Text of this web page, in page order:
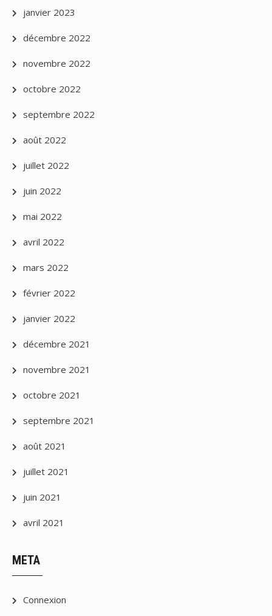
janvier 2023
décembre 2022
novembre 2022
octobre 2022
septembre 2022
août 2022
juillet 2022
juin 2022
mai 2022
avril 2022
mars 2022
février 2022
janvier 2022
décembre 2021
novembre 2021
octobre 2021
septembre 2021
août 2021
juillet 2021
juin 2021
avril 2021
META
Connexion